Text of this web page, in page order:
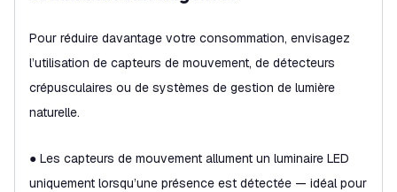
Pour réduire davantage votre consommation, envisagez
l’utilisation de capteurs de mouvement, de détecteurs
crépusculaires ou de systèmes de gestion de lumière
naturelle.
● Les capteurs de mouvement allument un luminaire LED
uniquement lorsqu’une présence est détectée — idéal pour